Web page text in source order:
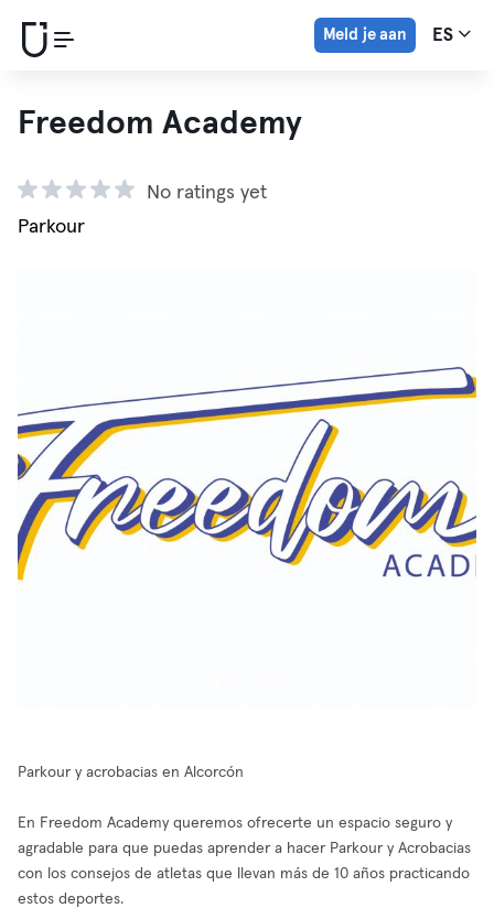
Meld je aan ES
Freedom Academy
No ratings yet
Parkour
Parkour y acrobacias en Alcorcón
En Freedom Academy queremos ofrecerte un espacio seguro y
agradable para que puedas aprender a hacer Parkour y Acrobacias
con los consejos de atletas que llevan más de 10 años practicando
estos deportes.